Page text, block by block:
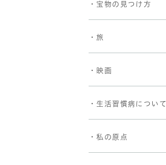
・宝物の見つけ方
・旅
・映画
・生活習慣病について
・私の原点